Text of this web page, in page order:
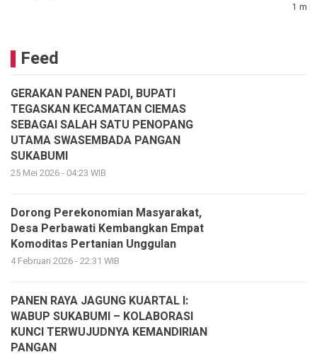
1
Feed
GERAKAN PANEN PADI, BUPATI
TEGASKAN KECAMATAN CIEMAS
SEBAGAI SALAH SATU PENOPANG
UTAMA SWASEMBADA PANGAN
SUKABUMI
25 Mei 2026 - 04:23 WIB
Dorong Perekonomian Masyarakat,
Desa Perbawati Kembangkan Empat
Komoditas Pertanian Unggulan
4 Februari 2026 - 22:31 WIB
PANEN RAYA JAGUNG KUARTAL I:
WABUP SUKABUMI – KOLABORASI
KUNCI TERWUJUDNYA KEMANDIRIAN
PANGAN